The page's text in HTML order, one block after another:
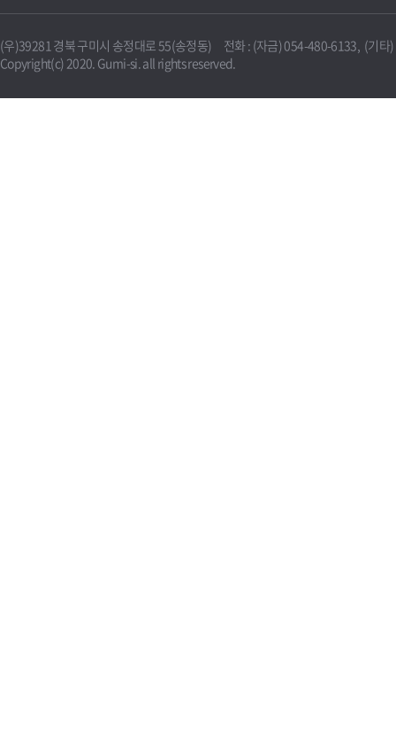
(우)39281 경북 구미시 송정대로 55(송정동) 전화 : (자금) 054-480-6133, (기타
Copyright(c) 2020. Gumi-si. all rights reserved.